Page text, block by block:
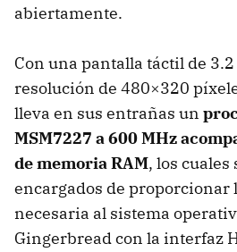
abiertamente.
Con una pantalla táctil de
resolución de 480×320
lleva en sus entrañas un
MSM7227 a 600 MHz
de memoria RAM, los
encargados de proporcionar
necesaria al sistema
Gingerbread con la interfaz